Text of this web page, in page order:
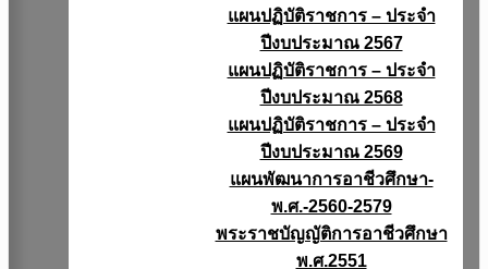
แผนปฏิบัติราชการ – ประจำ
ปีงบประมาณ 2567
แผนปฏิบัติราชการ – ประจำ
ปีงบประมาณ 2568
แผนปฏิบัติราชการ – ประจำ
ปีงบประมาณ 2569
แผนพัฒนาการอาชีวศึกษา-
พ.ศ.-2560-2579
พระราชบัญญัติการอาชีวศึกษา
พ.ศ.2551